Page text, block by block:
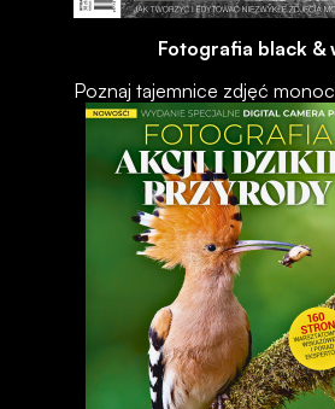
Fotografia black &
Poznaj tajemnice zdjęć